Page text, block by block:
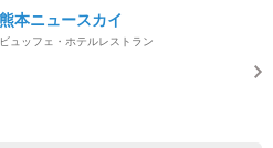
本ニュースカイ
ュッフェ・ホテルレストラン